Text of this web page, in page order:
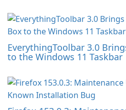
EverythingToolbar 3.0
to the Windows 11 Taskbar